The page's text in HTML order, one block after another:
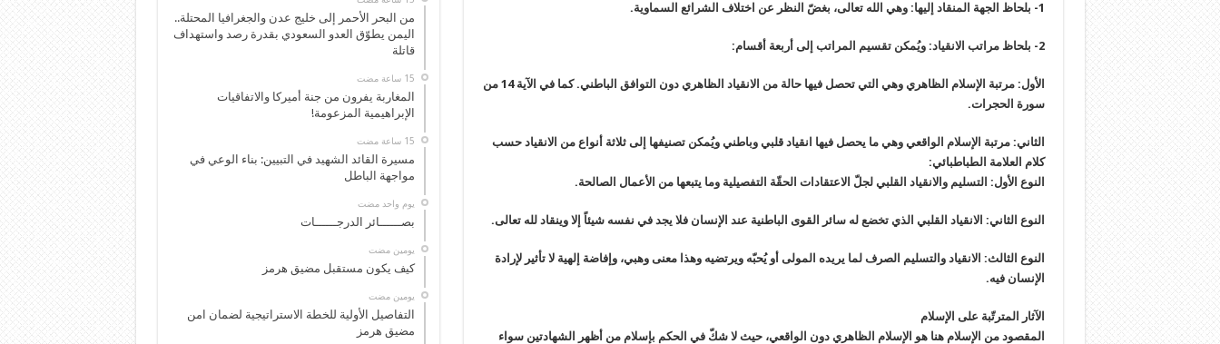
1- بلحاظ الجهة المنقاد إليها: وهي الله تعالى، بغضّ النظر عن اختلاف الشرائع السماوية.
2- بلحاظ مراتب الانقياد: ويُمكن تقسيم المراتب إلى أربعة أقسام:
الأول: مرتبة الإسلام الظاهري وهي التي تحصل فيها حالة من الانقياد الظاهري دون التوافق الباطني. كما في الآية 14 من
سورة الحجرات.
الثاني: مرتبة الإسلام الواقعي وهي ما يحصل فيها انقياد قلبي وباطني ويُمكن تصنيفها إلى ثلاثة أنواع من الانقياد حسب
كلام العلامة الطباطبائي:
النوع الأول: التسليم والانقياد القلبي لجلّ الاعتقادات الحقّة التفصيلية وما يتبعها من الأعمال الصالحة.
النوع الثاني: الانقياد القلبي الذي تخضع له سائر القوى الباطنية عند الإنسان فلا يجد في نفسه شيئاً إلا وينقاد لله تعالى.
النوع الثالث: الانقياد والتسليم الصرف لما يريده المولى أو يُحبّه ويرتضيه وهذا معنى وهبي، وإفاضة إلهية لا تأثير لإرادة
الإنسان فيه.
الآثار المترتّبة على الإسلام
المقصود من الإسلام هنا هو الإسلام الظاهري دون الواقعي، حيث لا شكّ في الحكم بإسلام من أظهر الشهادتين سواء
من البحر الأحمر إلى خليج عدن والجغرافيا المحتلة..
اليمن يطوّق العدو السعودي بقدرة رصد واستهداف
قاتلة
المغاربة يفرون من جنة أميركا والاتفاقيات
الإبراهيمية المزعومة!
مسيرة القائد الشهيد في التبيين: بناء الوعي في
مواجهة الباطل
‏يوم واحد مضت
بصــــــائر الدرجــــــات
‏يومين مضت
كيف يكون مستقبل مضيق هرمز
‏يومين مضت
التفاصيل الأولية للخطة الاستراتيجية لضمان امن
مضيق هرمز